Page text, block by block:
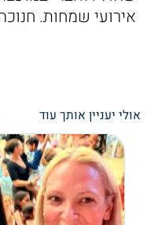
אירועי שמחות.
אולי יעניין אותך עוד